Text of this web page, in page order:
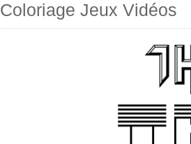
Coloriage Jeux Vidéos